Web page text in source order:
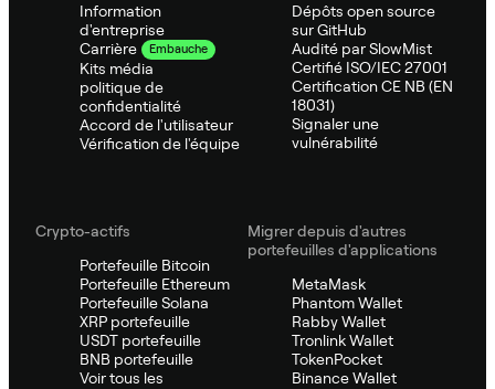
Information
d'entreprise
Carrière
Embauche
Kits média
politique de
confidentialité
Accord de l'utilisateur
Vérification de l'équipe
Dépôts open source
sur GitHub
Audité par SlowMist
Certifié ISO/IEC 27001
Certification CE NB (EN
18031)
Signaler une
vulnérabilité
Crypto-actifs
Portefeuille Bitcoin
Portefeuille Ethereum
Portefeuille Solana
XRP portefeuille
USDT portefeuille
BNB portefeuille
Voir tous les
Migrer depuis d'autres
portefeuilles d'applications
MetaMask
Phantom Wallet
Rabby Wallet
Tronlink Wallet
TokenPocket
Binance Wallet